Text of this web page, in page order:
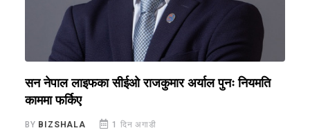
सन नेपाल लाइफका सीईओ राजकुमार अर्याल पुनः नियमति
काममा फर्किए
BY BIZSHALA 1 दिन अगाडी